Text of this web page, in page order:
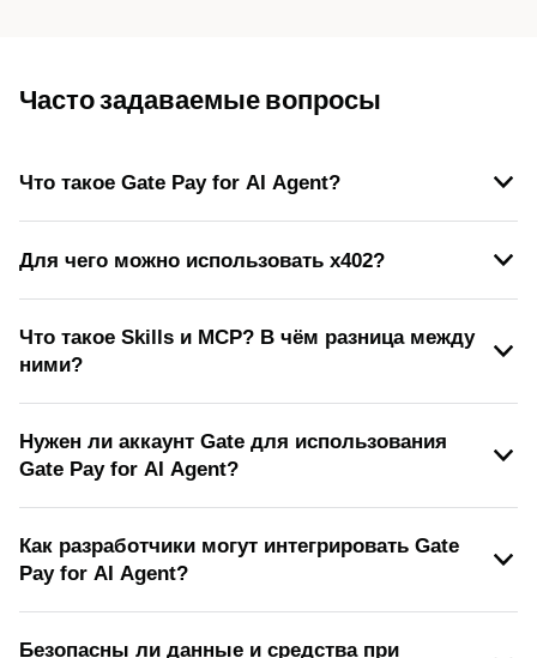
Часто задаваемые вопросы
Что такое Gate Pay for AI Agent?
Для чего можно использовать x402?
Что такое Skills и MCP? В чём разница между
ними?
Нужен ли аккаунт Gate для использования
Gate Pay for AI Agent?
Как разработчики могут интегрировать Gate
Pay for AI Agent?
Безопасны ли данные и средства при